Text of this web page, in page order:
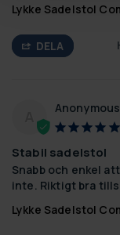
Lykke Sadelstol
DELA
Anonymous
Stabil sadelstol
Snabb och enkel
inte. Riktigt bra
Lykke Sadelstol